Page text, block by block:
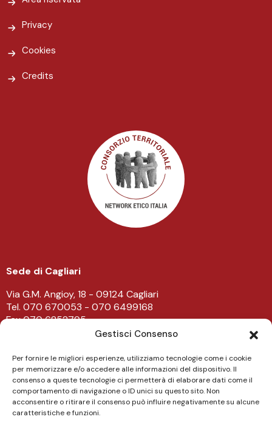
Gestisci Consenso
Per fornire le migliori esperienze, utilizziamo tecnologie come i cookie
per memorizzare e/o accedere alle informazioni del dispositivo. Il
consenso a queste tecnologie ci permetterà di elaborare dati come il
comportamento di navigazione o ID unici su questo sito. Non
acconsentire o ritirare il consenso può influire negativamente su alcune
caratteristiche e funzioni.
Privacy
Cookies
Credits
Sede di Cagliari
Via G.M. Angioy, 18 - 09124 Cagliari
Tel. 070 670053 - 070 6499168
Fax 070 6852795
Sede di Lanusei
Viale Don Bosco 43/45 - 08045 Lanusei
Tel. 0782 482219